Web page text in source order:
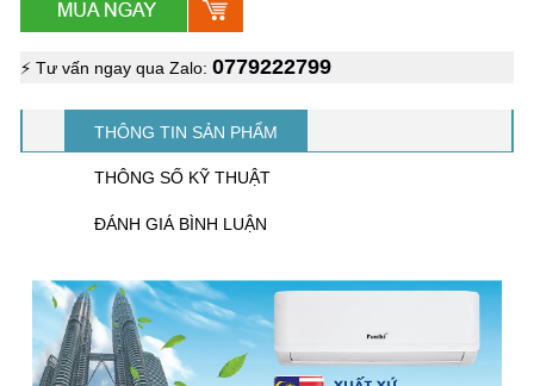
⚡ Tư vấn ngay qua Zalo: 0779222799
THÔNG TIN SẢN PHẨM
THÔNG SỐ KỸ THUẬT
ĐÁNH GIÁ BÌNH LUẬN